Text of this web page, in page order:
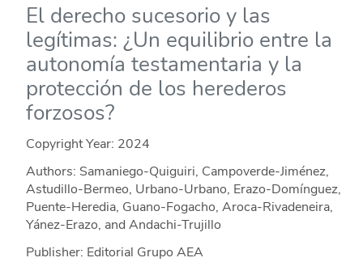
El derecho sucesorio y las
legítimas: ¿Un equilibrio entre la
autonomía testamentaria y la
protección de los herederos
forzosos?
Copyright Year: 2024
Authors: Samaniego-Quiguiri, Campoverde-Jiménez,
Astudillo-Bermeo, Urbano-Urbano, Erazo-Domínguez,
Puente-Heredia, Guano-Fogacho, Aroca-Rivadeneira,
Yánez-Erazo, and Andachi-Trujillo
Publisher: Editorial Grupo AEA